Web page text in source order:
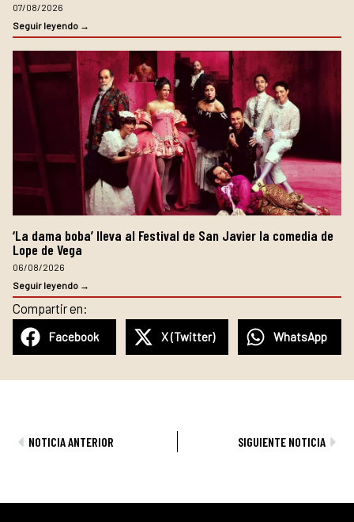
07/08/2026
Seguir leyendo →
‘La dama boba’ lleva al Festival de San Javier la comedia de
Lope de Vega
06/08/2026
Seguir leyendo →
Compartir en:
Facebook X (Twitter) WhatsApp
AntNOTICIA ANTERIOR SIGUIENTE NOTICIA